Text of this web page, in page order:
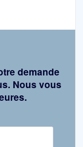
demande
Nous vous